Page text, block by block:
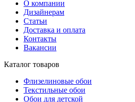
О компании
Дизайнерам
Статьи
Доставка и оплата
Контакты
Вакансии
Каталог товаров
Флизелиновые обои
Текстильные обои
Обои для детской